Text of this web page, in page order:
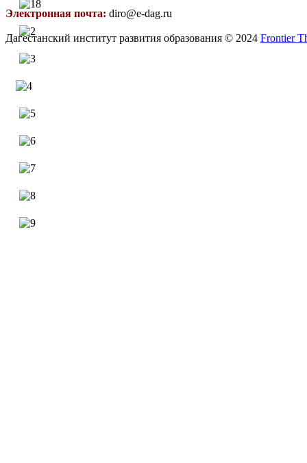
Электронная почта: diro@e-dag.ru
Дагестанский институт развития образования © 2024 Frontier